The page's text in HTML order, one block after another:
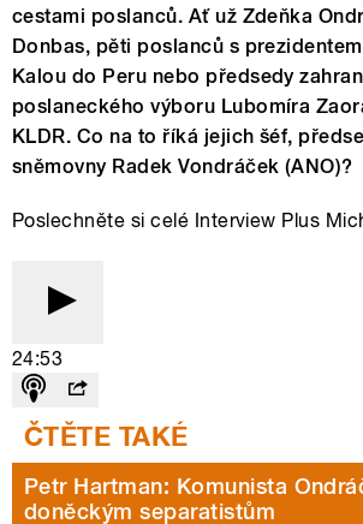
cestami poslanců. Ať už Zdeňka
Donbas, pěti poslanců s
Kalou do Peru nebo předsedy
poslaneckého výboru Lubomíra
KLDR. Co na to říká jejich šéf,
sněmovny Radek Vondráček (ANO)?
Poslechněte si celé Interview Plus
24:53
Petr Hartman: Komunista
doněckým separatistům